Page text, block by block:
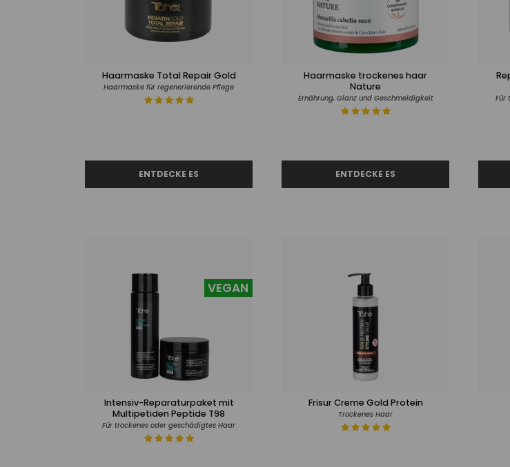
Haarmaske Total Repair Gold
Haarmaske für regenerierende Pflege
Haarmaske trockenes haar
Nature
Ernährung, Glanz und Geschmeidigkeit Für
Intensiv-Reparaturpaket mit
Multipetiden Peptide T98
Für trockenes oder geschädigtes Haar
VEGAN
Frisur Creme Gold Protein
Trockenes Haar